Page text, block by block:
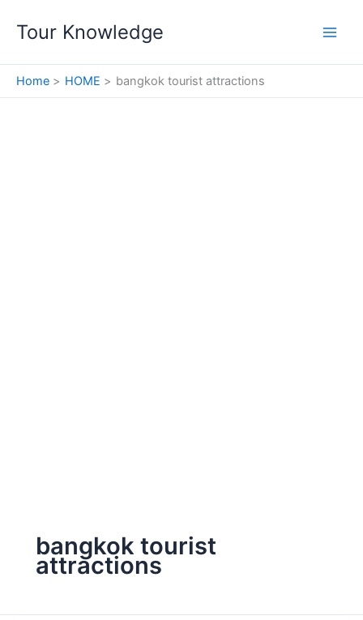
Tour Knowledge
Home HOME bangkok tourist attractions
bangkok tourist
attractions